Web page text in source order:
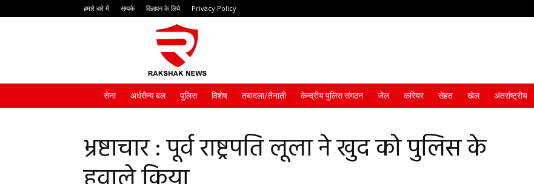
हमारे बारे में सम्पर्क विज्ञापन के लिये Privacy Policy
सेना अर्धसैन्य बल पुलिस विशेष तबादला/तैनाती केन्द्रीय पुलिस संगठन जेल करियर सेहत खेल अंतर्राष्ट्रीय
भ्रष्टाचार : पूर्व राष्ट्रपति लूला ने खुद को पुलिस के